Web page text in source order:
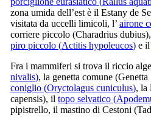
zona umida dell’est è il Estany de
visitata da uccelli limicoli, l’ airone
corriere piccolo (Charadrius dubius
piro piccolo (Actitis hypoleucos) e il
Fra i mammiferi si trova il riccio
nivalis), la genetta comune (Genetta
coniglio (Oryctolagus cuniculus), la
capensis), il topo selvatico (
pipistrello, il mastino di Cestoni (